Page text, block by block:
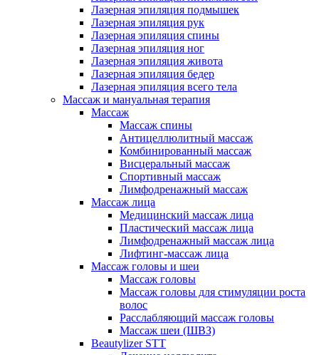
Лазерная эпиляция подмышек
Лазерная эпиляция рук
Лазерная эпиляция спины
Лазерная эпиляция ног
Лазерная эпиляция живота
Лазерная эпиляция бедер
Лазерная эпиляция всего тела
Массаж и мануальная терапия
Массаж
Массаж спины
Антицеллюлитный массаж
Комбинированный массаж
Висцеральный массаж
Спортивный массаж
Лимфодренажный массаж
Массаж лица
Медицинский массаж лица
Пластический массаж лица
Лимфодренажный массаж лица
Лифтинг-массаж лица
Массаж головы и шеи
Массаж головы
Массаж головы для стимуляции роста
волос
Расслабляющий массаж головы
Массаж шеи (ШВЗ)
Beautylizer STT